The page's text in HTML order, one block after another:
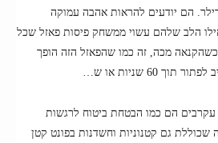
הם יודעים להראות אהבה עמוקה
הלב שלהם עשוי ממשחק פיסות פאזל שכל
מכה, זה כמו שהפאזל הזה הופך
60 שניות או ש…
עקרבים הם כמו הבטחת ביטוח לרגשות
שכוללת גם קטנוניות וחשדנות בפונט קטן